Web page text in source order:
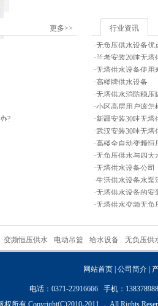
更多>>
?
行业资讯
·无负压供水设备优
·兰考安装20吨无塔
·无塔供水设备使用
·高楼牌供水设备
·无塔供水消防稳压
·小区高层用户该怎
·新疆安装30吨无塔
·武汉安装30吨无塔
·高楼全自动变频恒
·无负压供水与四大
·无塔供水设备公司
·生活供水设备水泵
·无塔供水设备的安
·无塔供水变频无负
变频恒压供水 电动吊篮 给水设备 无负压供
网站首页 公司简介
电话：0371-22916666 手机：
权所有 Copyright(C)2010-2011 ， All Rights